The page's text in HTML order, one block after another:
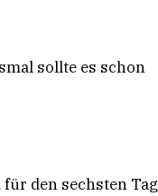
sollte es schon
den sechsten Tag